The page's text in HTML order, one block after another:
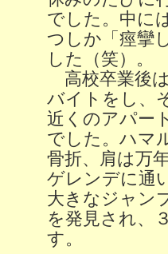
でした。中に
つしか「痙攣
した（笑）。
高校卒業後
バイトをし、
近くのアパー
でした。ハマ
骨折、肩は万
ゲレンデに通
大きなジャン
を発見され、
す。